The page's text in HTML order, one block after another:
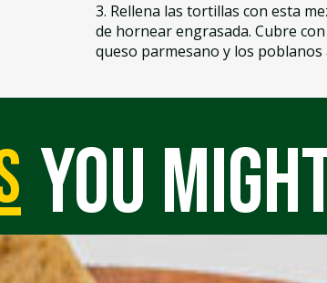
3. Rellena las tortillas con esta
de hornear engrasada. Cubre
queso parmesano y los
you